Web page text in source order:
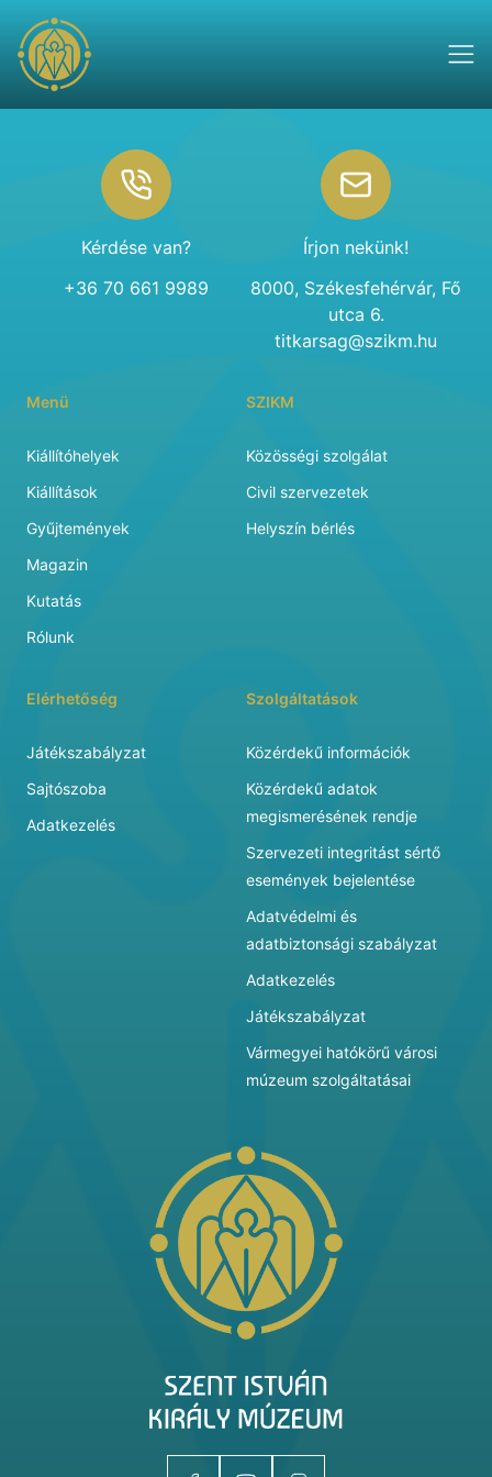
Kérdése van?
+36 70 661 9989
Írjon nekünk!
8000, Székesfehérvár, Fő
utca 6.
titkarsag@szikm.hu
Menü
Kiállítóhelyek
Kiállítások
Gyűjtemények
Magazin
Kutatás
Rólunk
SZIKM
Közösségi szolgálat
Civil szervezetek
Helyszín bérlés
Elérhetőség
Játékszabályzat
Sajtószoba
Adatkezelés
Szolgáltatások
Közérdekű információk
Közérdekű adatok
megismerésének rendje
Szervezeti integritást sértő
események bejelentése
Adatvédelmi és
adatbiztonsági szabályzat
Adatkezelés
Játékszabályzat
Vármegyei hatókörű városi
múzeum szolgáltatásai